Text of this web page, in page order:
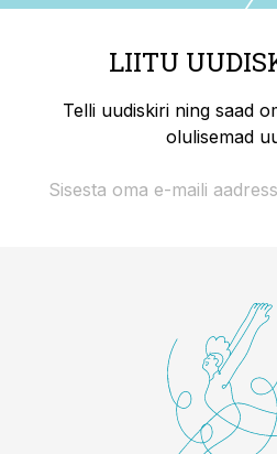
LIITU
Telli uudiskiri ning saad
olulisemad